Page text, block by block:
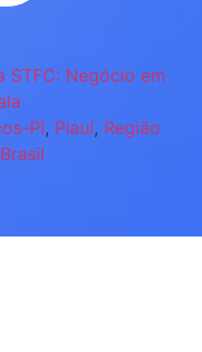
STFC: Negócio em
PI, Piauí, Região